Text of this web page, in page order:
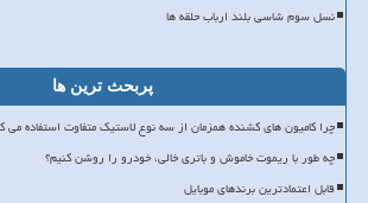
نسل سوم شاسی بلند ارباب حلقه ها
پربحث ترین ها
چرا کامیون های کشنده همزمان از سه نوع لاستیک متفاوت استفاده می
چه طور با ریموت خاموش و باتری خالی، خودرو را روشن کنیم؟
قابل اعتمادترین برندهای موبایل